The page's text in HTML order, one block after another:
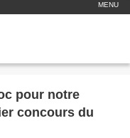
MENU
pour notre
concours du